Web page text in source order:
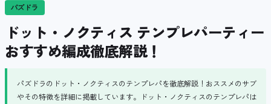
パズドラ
ドット・ノクティス テンプレパーティー
おすすめ編成徹底解説！
パズドラのドット・ノクティスのテンプレパを徹底解説！おススメのサブ
やその特徴を詳細に掲載しています。ドット・ノクティスのテンプレパは